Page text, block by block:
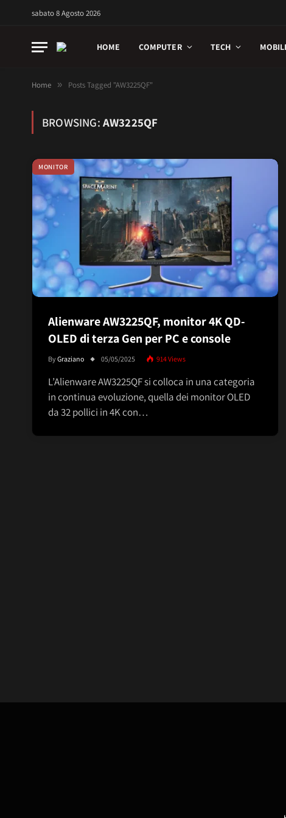
sabato 8 Agosto 2026
HOME COMPUTER TECH
Home » Posts Tagged "AW3225QF"
BROWSING: AW3225QF
MONITOR
Alienware AW3225QF, monitor 4K QD-
OLED di terza Gen per PC e console
ByGraziano 05/05/2025 914Views
L’Alienware AW3225QF si colloca in una categoria
in continua evoluzione, quella dei monitor OLED
da 32 pollici in 4K con…